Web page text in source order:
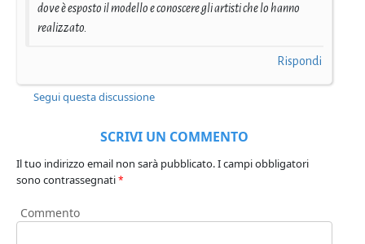
dove è esposto il modello e conoscere gli artisti che lo hanno
realizzato.
Rispondi
Segui questa discussione
SCRIVI UN COMMENTO
Il tuo indirizzo email non sarà pubblicato.I campi obbligatori
sono contrassegnati*
Commento